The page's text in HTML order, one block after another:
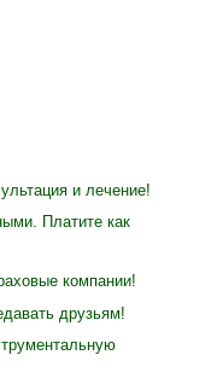
и лечение!
Платите как
компании!
друзьям!